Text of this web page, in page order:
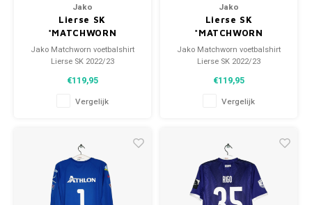
Jako
Lierse SK
*MATCHWORN
Jako Matchworn voetbalshirt
Lierse SK 2022/23
Conditie: 9.5/10 (gedragen)
€119,95
Vergelijk
Jako
Lierse SK
*MATCHWORN
Jako Matchworn voetbalshirt
Lierse SK 2022/23
Conditie: 9.5/10 (gedragen)
€119,95
Vergelijk